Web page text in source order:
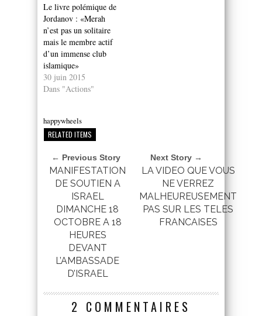
Le livre polémique de
Jordanov : «Merah
n’est pas un solitaire
mais le membre actif
d’un immense club
islamique»
30 juin 2015
Dans "Actions"
happywheels
RELATED ITEMS
← Previous Story
MANIFESTATION
DE SOUTIEN A
ISRAEL
DIMANCHE 18
OCTOBRE A 18
HEURES
DEVANT
L’AMBASSADE
D’ISRAEL
Next Story →
LA VIDEO QUE VOUS
NE VERREZ
MALHEUREUSEMENT
PAS SUR LES TELES
FRANCAISES
2 COMMENTAIRES